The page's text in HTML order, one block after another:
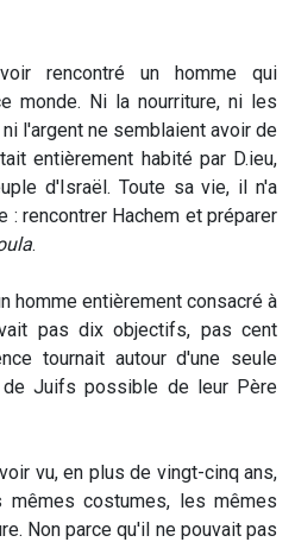
rencontré un homme qui
monde. Ni la nourriture, ni les
l'argent ne semblaient avoir de
entièrement habité par D.ieu,
d'Israël. Toute sa vie, il n'a
: rencontrer Hachem et préparer
.
homme entièrement consacré à
pas dix objectifs, pas cent
tournait autour d'une seule
Juifs possible de leur Père
vu, en plus de vingt-cinq ans,
mêmes costumes, les mêmes
Non parce qu'il ne pouvait pas